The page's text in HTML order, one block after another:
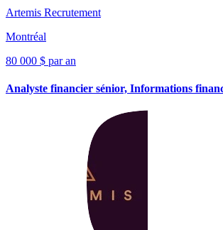
Artemis Recrutement
Montréal
80 000 $ par an
Analyste financier sénior, Informations